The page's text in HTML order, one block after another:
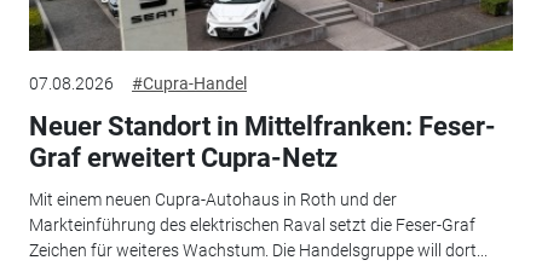
07.08.2026 #Cupra-Handel
Neuer Standort in Mittelfranken: Feser-
Graf erweitert Cupra-Netz
Mit einem neuen Cupra-Autohaus in Roth und der
Markteinführung des elektrischen Raval setzt die Feser-Graf
Zeichen für weiteres Wachstum. Die Handelsgruppe will dort...